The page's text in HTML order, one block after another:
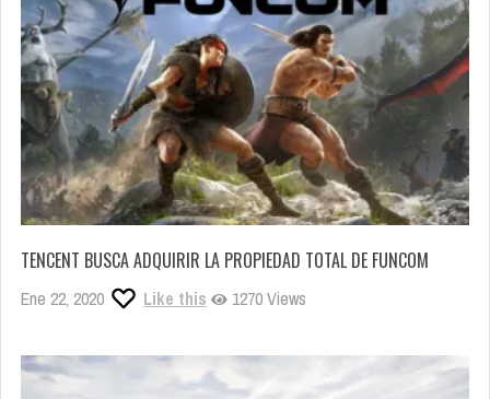
TENCENT BUSCA ADQUIRIR LA PROPIEDAD TOTAL DE FUNCOM
Ene 22, 2020 Like this 1270 Views